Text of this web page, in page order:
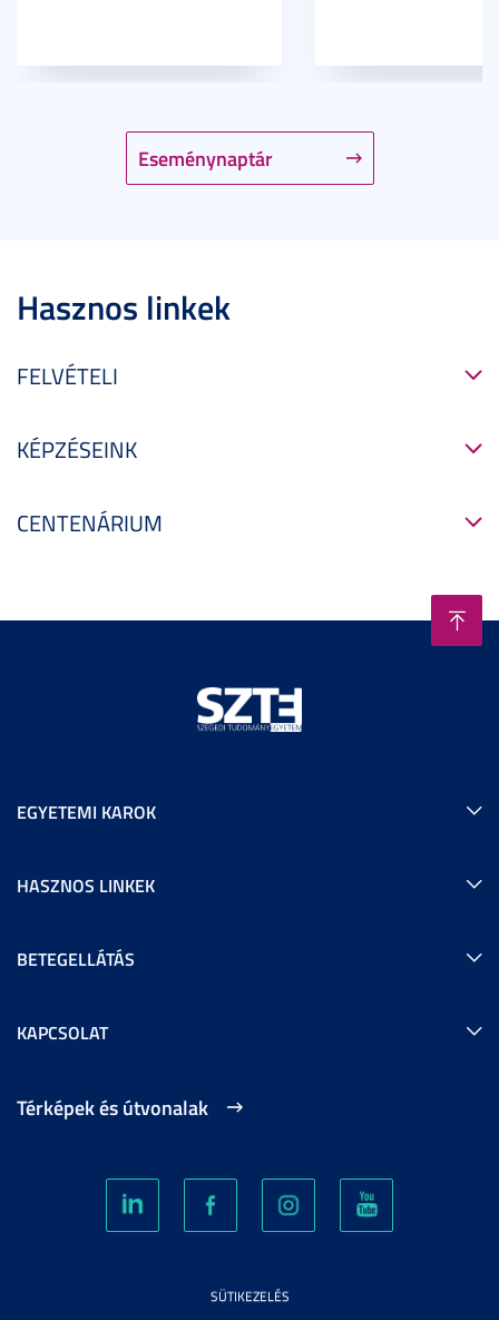
Eseménynaptár
Hasznos linkek
FELVÉTELI
KÉPZÉSEINK
CENTENÁRIUM
EGYETEMI KAROK
HASZNOS LINKEK
BETEGELLÁTÁS
KAPCSOLAT
Térképek és útvonalak
SÜTIKEZELÉS